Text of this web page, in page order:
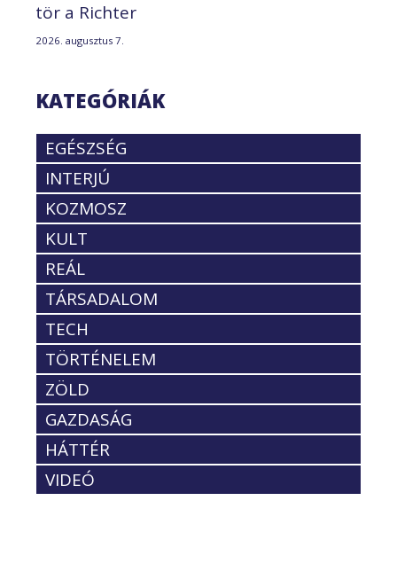
tör a Richter
2026. augusztus 7.
KATEGÓRIÁK
EGÉSZSÉG
INTERJÚ
KOZMOSZ
KULT
REÁL
TÁRSADALOM
TECH
TÖRTÉNELEM
ZÖLD
GAZDASÁG
HÁTTÉR
VIDEÓ